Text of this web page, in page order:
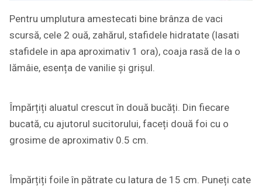
Pentru umplutura amestecati bine brânza de vaci
scursă, cele 2 ouă, zahărul, stafidele hidratate (lasati
stafidele in apa aproximativ 1 ora), coaja rasă de la o
lămâie, esența de vanilie și grișul.
Împărțiți aluatul crescut în două bucăți. Din fiecare
bucată, cu ajutorul sucitorului, faceți două foi cu o
grosime de aproximativ 0.5 cm.
Împărțiți foile în pătrate cu latura de 15 cm. Puneți cate